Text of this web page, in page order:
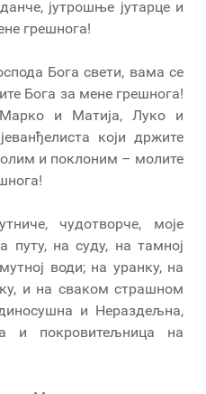
јутрошње јутарце и
грешнога!
Бога свети, вама се
Бога за мене грешнога!
и Матија, Луко и
који држите
и поклоним – молите
чудотворче, моје
на суду, на тамној
води; на уранку, на
и на сваком страшном
и Нераздељна,
и покровитељница на